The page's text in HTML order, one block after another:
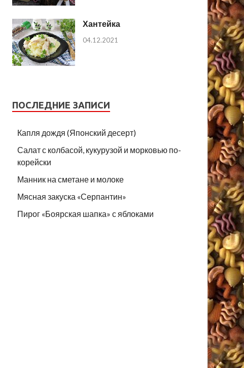
Хантейка
04.12.2021
ПОСЛЕДНИЕ ЗАПИСИ
Капля дождя (Японский десерт)
Салат с колбасой, кукурузой и морковью по-
корейски
Манник на сметане и молоке
Мясная закуска «Серпантин»
Пирог «Боярская шапка» с яблоками